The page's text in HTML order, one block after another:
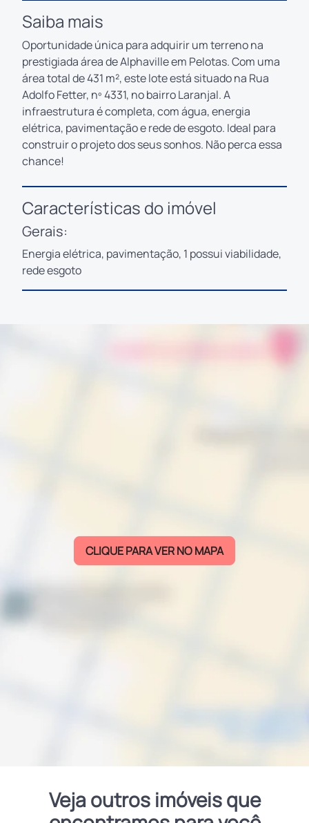
Saiba mais
Oportunidade única para adquirir um terreno na
prestigiada área de Alphaville em Pelotas. Com uma
área total de 431 m², este lote está situado na Rua
Adolfo Fetter, nº 4331, no bairro Laranjal. A
infraestrutura é completa, com água, energia
elétrica, pavimentação e rede de esgoto. Ideal para
construir o projeto dos seus sonhos. Não perca essa
chance!
Características do imóvel
Gerais:
Energia elétrica, pavimentação, 1 possui viabilidade,
rede esgoto
CLIQUE PARA VER NO MAPA
Veja outros imóveis que